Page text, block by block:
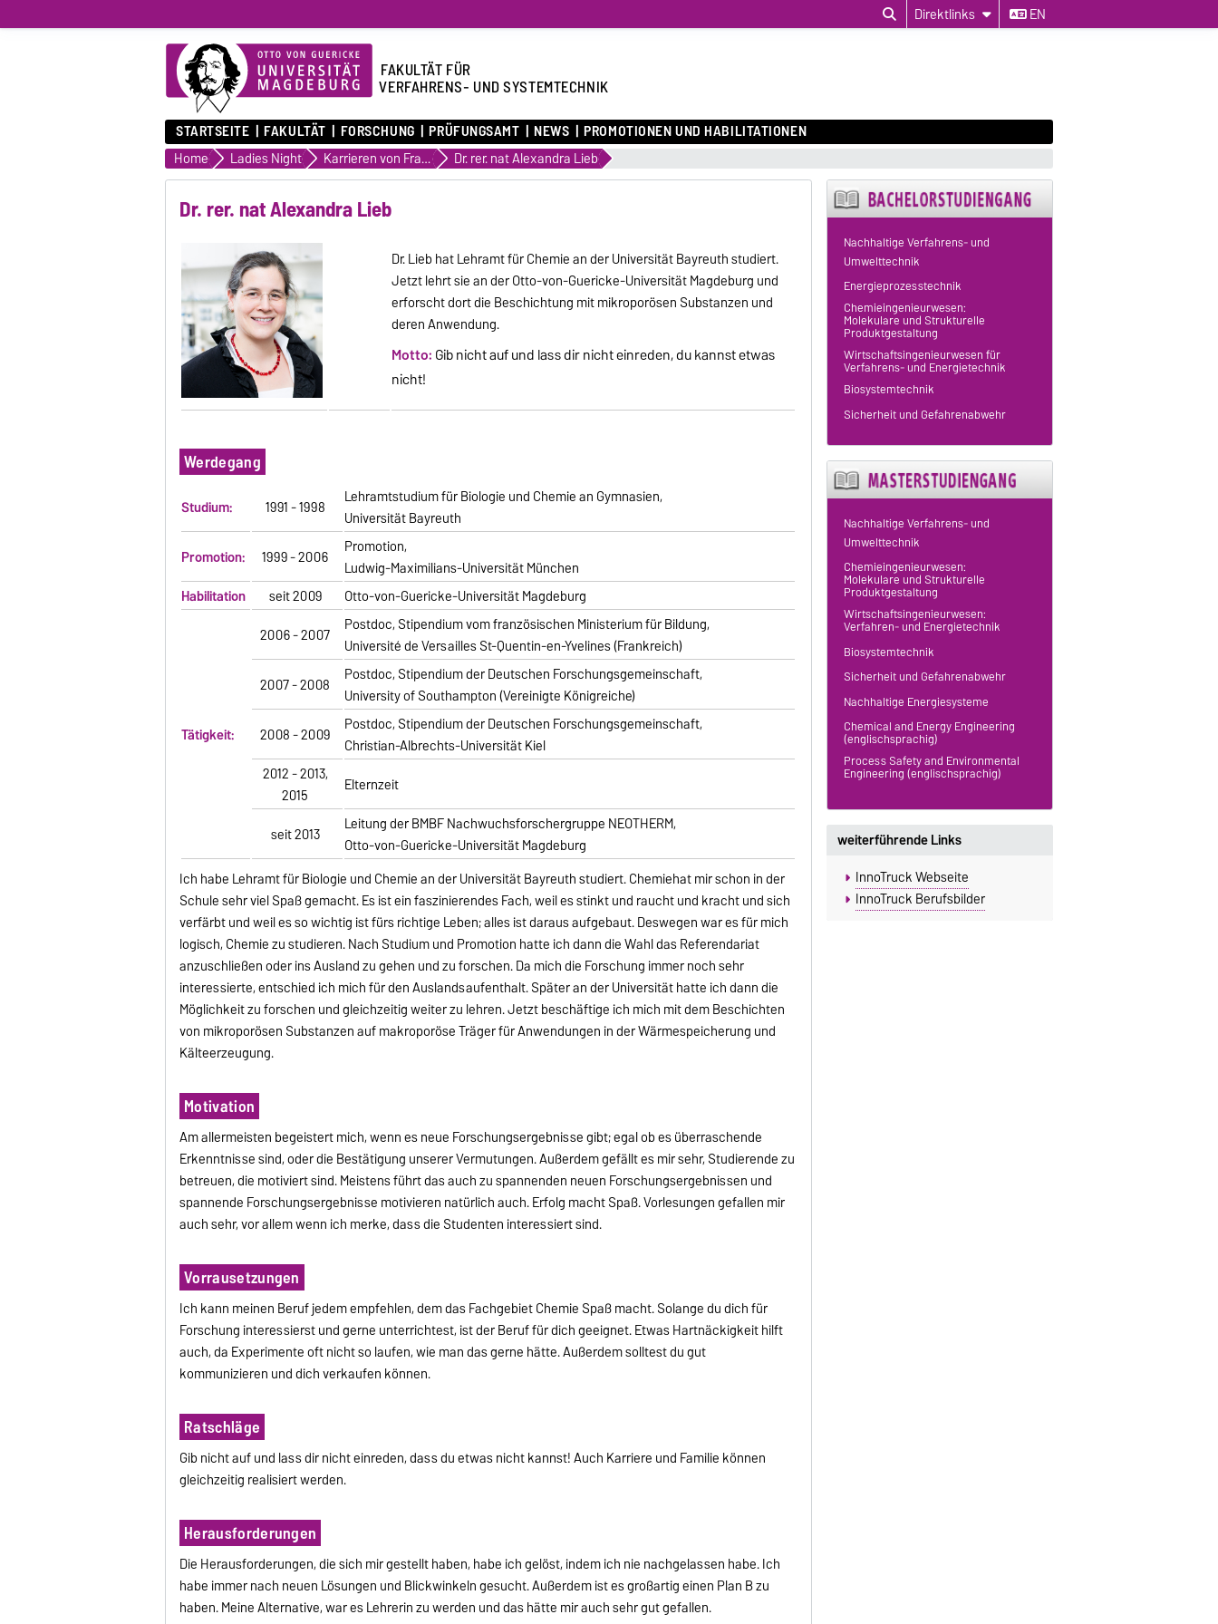
Direktlinks EN
FAKULTÄT FÜR
VERFAHRENS- UND SYSTEMTECHNIK
STARTSEITE FAKULTÄT FORSCHUNG PRÜFUNGSAMT NEWS PROMOTIONEN UND HABILITATIONEN
Home Ladies Night Karrieren von Frauen Dr. rer. nat Alexandra Lieb
Dr. rer. nat Alexandra Lieb
Dr. Lieb hat Lehramt für Chemie an der Universität Bayreuth studiert.
Jetzt lehrt sie an der Otto-von-Guericke-Universität Magdeburg und
erforscht dort die Beschichtung mit mikroporösen Substanzen und
deren Anwendung.
Motto:Gib nicht auf und lass dir nicht einreden, du kannst etwas
nicht!
Werdegang
Studium: 1991 - 1998
Lehramtstudium für Biologie und Chemie an Gymnasien,
Universität Bayreuth
Promotion:
1999 - 2006
Promotion,
Ludwig-Maximilians-Universität München
Habilitation
seit 2009 Otto-von-Guericke-Universität Magdeburg
Tätigkeit:
2006 - 2007
Postdoc, Stipendium vom französischen Ministerium für Bildung,
Université de Versailles St-Quentin-en-Yvelines (Frankreich)
2007 - 2008
Postdoc, Stipendium der Deutschen Forschungsgemeinschaft,
University of Southampton (Vereinigte Königreiche)
2008 - 2009
Postdoc, Stipendium der Deutschen Forschungsgemeinschaft,
Christian-Albrechts-Universität Kiel
2012 - 2013,
2015
Elternzeit
seit 2013
Leitung der BMBF Nachwuchsforschergruppe NEOTHERM,
Otto-von-Guericke-Universität Magdeburg
Ich habe Lehramt für Biologie und Chemie an der Universität Bayreuth studiert. Chemiehat mir schon in der
Schule sehr viel Spaß gemacht. Es ist ein faszinierendes Fach, weil es stinkt und raucht und kracht und sich
verfärbt und weil es so wichtig ist fürs richtige Leben; alles ist daraus aufgebaut. Deswegen war es für mich
logisch, Chemie zu studieren. Nach Studium und Promotion hatte ich dann die Wahl das Referendariat
anzuschließen oder ins Ausland zu gehen und zu forschen. Da mich die Forschung immer noch sehr
interessierte, entschied ich mich für den Auslandsaufenthalt. Später an der Universität hatte ich dann die
Möglichkeit zu forschen und gleichzeitig weiter zu lehren. Jetzt beschäftige ich mich mit dem Beschichten
von mikroporösen Substanzen auf makroporöse Träger für Anwendungen in der Wärmespeicherung und
Kälteerzeugung.
Motivation
Am allermeisten begeistert mich, wenn es neue Forschungsergebnisse gibt; egal ob es überraschende
Erkenntnisse sind, oder die Bestätigung unserer Vermutungen. Außerdem gefällt es mir sehr, Studierende zu
betreuen, die motiviert sind. Meistens führt das auch zu spannenden neuen Forschungsergebnissen und
spannende Forschungsergebnisse motivieren natürlich auch. Erfolg macht Spaß. Vorlesungen gefallen mir
auch sehr, vor allem wenn ich merke, dass die Studenten interessiert sind.
Vorrausetzungen
Ich kann meinen Beruf jedem empfehlen, dem das Fachgebiet Chemie Spaß macht. Solange du dich für
Forschung interessierst und gerne unterrichtest, ist der Beruf für dich geeignet. Etwas Hartnäckigkeit hilft
auch, da Experimente oft nicht so laufen, wie man das gerne hätte. Außerdem solltest du gut
kommunizieren und dich verkaufen können.
Ratschläge
Gib nicht auf und lass dir nicht einreden, dass du etwas nicht kannst! Auch Karriere und Familie können
gleichzeitig realisiert werden.
Herausforderungen
Die Herausforderungen, die sich mir gestellt haben, habe ich gelöst, indem ich nie nachgelassen habe. Ich
habe immer nach neuen Lösungen und Blickwinkeln gesucht. Außerdem ist es großartig einen Plan B zu
haben. Meine Alternative, war es Lehrerin zu werden und das hätte mir auch sehr gut gefallen.
Nachhaltige Verfahrens- und
Umwelttechnik
Energieprozesstechnik
Chemieingenieurwesen:
Molekulare und Strukturelle
Produktgestaltung
Wirtschaftsingenieurwesen für
Verfahrens- und Energietechnik
Biosystemtechnik
Sicherheit und Gefahrenabwehr
Nachhaltige Verfahrens- und
Umwelttechnik
Chemieingenieurwesen:
Molekulare und Strukturelle
Produktgestaltung
Wirtschaftsingenieurwesen:
Verfahren- und Energietechnik
Biosystemtechnik
Sicherheit und Gefahrenabwehr
Nachhaltige Energiesysteme
Chemical and Energy Engineering
(englischsprachig)
Process Safety and Environmental
Engineering (englischsprachig)
weiterführende Links
InnoTruck Webseite
InnoTruck Berufsbilder